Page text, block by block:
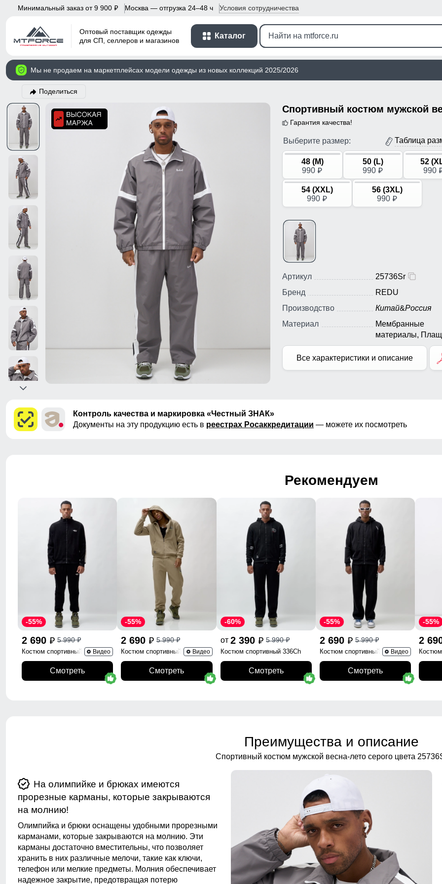
Минимальный заказ от 9 900 p Москва — отгрузка 24–48 ч Условия сотрудничества
Оптовый поставщик одежды
для СП, селлеров и магазинов
Каталог
Мы не продаем на маркетплейсах модели одежды из новых коллекций 2025/2026
Поделиться
Гарантия качества!
Выберите размер: Таблица
48 (M)
990 p
50 (L)
990 p
52
990
54 (XXL)
990 p
56 (3XL)
990 p
Артикул
25736Sr
Бренд
REDU
Производство
Китай&Россия
Материал
Мембранные
материалы,
Полиэстер,
Экологичные
Все характеристики и описание
Контроль качества и маркировка «Честный ЗНАК»
Документы на эту продукцию есть в реестрах Росаккредитации — можете их посмотреть
Рекомендуем
2 690 p 5 990p
-55%
Костюм спортивный 330ChВидео
Смотреть
2 690 p 5 990p
-55%
Костюм спортивный 336BВидео
Смотреть
от 2 390 p 5 990p
-60%
Костюм спортивный 336Ch
Смотреть
2 690 p 5 990p
-55%
Костюм спортивный 341ChВидео
Смотреть
2
-55%
Преимущества и описание
Спортивный костюм мужской весна-лето серого цвета
На олимпийке и брюках имеются
прорезные карманы, которые закрываются
на молнию!
Олимпийка и брюки оснащены удобными прорезными
карманами, которые закрываются на молнию. Эти
карманы достаточно вместительны, что позволяет
хранить в них различные мелочи, такие как ключи,
телефон или мелкие предметы. Молния обеспечивает
надежное закрытие, предотвращая потерю